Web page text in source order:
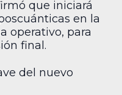
que iniciará
en la
operativo, para
final.
del nuevo